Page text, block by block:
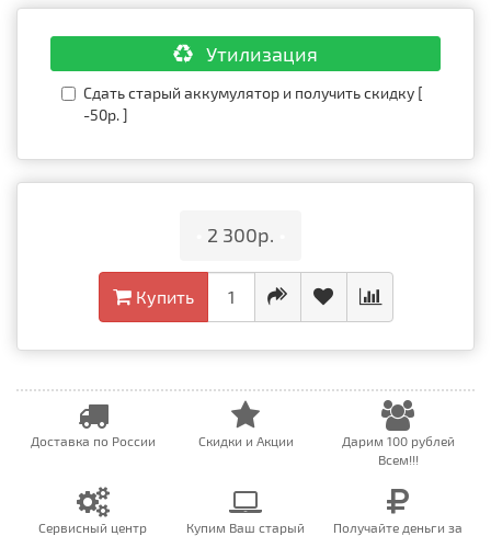
Утилизация
Сдать старый аккумулятор и получить скидку [
-50р. ]
2 300р.
Купить
Доставка по России Скидки и Акции
Дарим 100 рублей
Всем!!!
Сервисный центр
Купим Ваш старый
Получайте деньги за